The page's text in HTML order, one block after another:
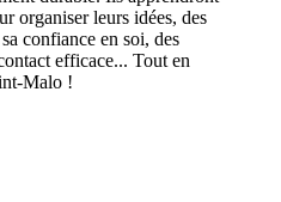
organiser leurs idées, des
confiance en soi, des
efficace... Tout en
Malo !